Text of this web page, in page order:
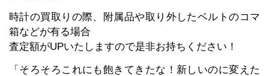
時計の買取りの際、附属品や取り外したベルトのコマ
箱などが有る場合
査定額がUPいたしますので是非お持ちください！
「そろそろこれにも飽きてきたな！新しいのに変えた